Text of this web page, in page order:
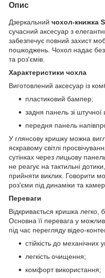
Опис
Дзеркальний чохол-книжка
сучасний аксесуар з
забезпечує повний захист
пошкоджень. Чохол надає
та роз'ємів.
Характеристики чохла
Виготовлений аксесуар із
пластиковий бампер;
задня панель зі штучної
передня панель
У глянсову кришку можна
яскравому світлі
сутінках через лицьову
не реагує на тактильні
прийняти виклик. Говорити
роз'єми під динаміки та
Переваги
Відкривається кришка легко,
Основна її перевага у
під час перегляду відео-
стійкість до механічних
легкість очищення;
комфорт використання;